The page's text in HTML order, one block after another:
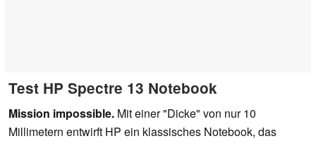
Test HP Spectre 13 Notebook
Mission impossible. Mit einer "Dicke" von nur 10
Millimetern entwirft HP ein klassisches Notebook, das